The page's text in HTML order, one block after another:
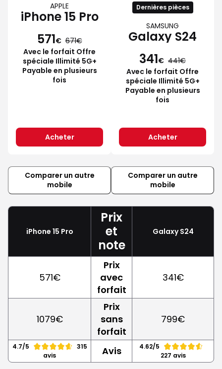
APPLE
iPhone 15 Pro
571€ 671
Avec le forfait Offre
spéciale Illimité 5G+
Payable en plusieurs
fois
Acheter
Dernières pièces
SAMSUNG
Galaxy S24
341€ 441
Avec le forfait Offre
spéciale Illimité 5G+
Payable en plusieurs
fois
Acheter
Comparer un autre
mobile
Comparer un autre
mobile
iPhone 15 Pro
Prix
et
note
Galaxy S24
571€
Prix
avec
forfait
341€
1079€
Prix
sans
forfait
799€
4.7/5
315
avis
Avis
4.62/5
227 avis